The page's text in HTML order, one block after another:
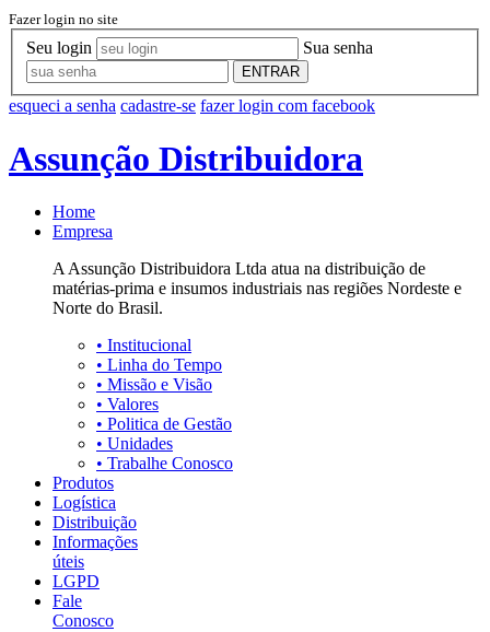
Fazer login no site
Seu login Sua senha
ENTRAR
esqueci a senha cadastre-se fazer login com facebook
Assunção Distribuidora
Home
Empresa
A Assunção Distribuidora Ltda atua na distribuição de
matérias-prima e insumos industriais nas regiões Nordeste e
Norte do Brasil.
• Institucional
• Linha do Tempo
• Missão e Visão
• Valores
• Politica de Gestão
• Unidades
• Trabalhe Conosco
Produtos
Logística
Distribuição
Informações
úteis
LGPD
Fale
Conosco